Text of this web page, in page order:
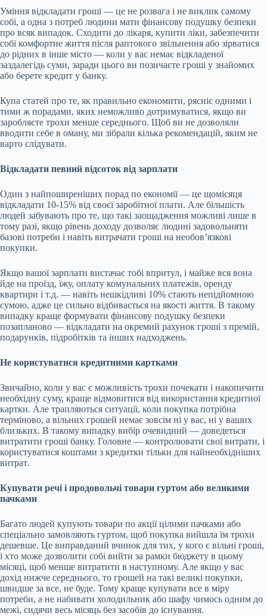
Уміння відкладати гроші — це не розвага і не виклик самому
собі, а одна з потреб людини мати фінансову подушку безпеки
про всяк випадок. Сходити до лікаря, купити ліки, забезпечити
собі комфортне життя після раптового звільнення або зірватися
до рідних в інше місто — коли у вас немає відкладеної
заздалегідь суми, заради цього ви позичаєте гроші у знайомих
або берете кредит у банку.
Купа статей про те, як правильно економити, рясніє одними і
тими ж порадами, яких неможливо дотримуватися, якщо ви
заробляєте трохи менше середнього. Щоб ви не дозволяли
вводити себе в оману, ми зібрали кілька рекомендацій, яким не
варто слідувати.
Відкладати певний відсоток від зарплати
Один з найпоширеніших порад по економії — це щомісяця
відкладати 10-15% від своєї заробітної плати. Але більшість
людей забувають про те, що такі заощадження можливі лише в
тому разі, якщо рівень доходу дозволяє людині задовольняти
базові потреби і навіть витрачати гроші на необов’язкові
покупки.
Якщо вашої зарплати вистачає тобі впритул, і майже вся вона
йде на проїзд, їжу, оплату комунальних платежів, оренду
квартири і т.д. — навіть нешкідливі 10% стають непідйомною
сумою, адже це сильно відбивається на якості життя. В такому
випадку краще формувати фінансову подушку безпеки
позапланово — відкладати на окремий рахунок гроші з премій,
подарунків, підробітків та інших надходжень.
Не користуватися кредитними картками
Звичайно, коли у вас є можливість трохи почекати і накопичити
необхідну суму, краще відмовитися від використання кредитної
картки. Але трапляються ситуації, коли покупка потрібна
терміново, а вільних грошей немає зовсім ні у вас, ні у ваших
близьких. В такому випадку вибір очевидний — доведеться
витратити гроші банку. Головне — контролювати свої витрати, і
користуватися коштами з кредитки тільки для найнеобхідніших
витрат.
Купувати речі і продовольчі товари гуртом або великими
пачками
Багато людей купують товари по акції цілими пачками або
спеціально замовляють гуртом, щоб покупка вийшла їм трохи
дешевше. Це виправданий вчинок для тих, у кого є вільні гроші,
і хто може дозволити собі вийти за рамки бюджету в цьому
місяці, щоб менше витратити в наступному. Але якщо у вас
дохід нижче середнього, то грошей на такі великі покупки,
швидше за все, не буде. Тому краще купувати все в міру
потреби, а не набивати холодильник або шафу чимось одним до
межі, сидячи весь місяць без засобів до існування.